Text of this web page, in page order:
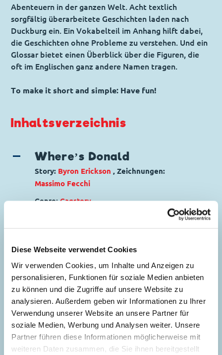
Diese Webseite verwendet Cookies
Wir verwenden Cookies, um Inhalte und Anzeigen zu
personalisieren, Funktionen für soziale Medien anbieten
zu können und die Zugriffe auf unsere Website zu
analysieren. Außerdem geben wir Informationen zu Ihrer
Verwendung unserer Website an unsere Partner für
soziale Medien, Werbung und Analysen weiter. Unsere
Partner führen diese Informationen möglicherweise mit
weiteren Daten zusammen, die Sie ihnen bereitgestellt
Abenteuern in der ganzen Welt. Acht textlich
sorgfältig überarbeitete Geschichten laden nach
Duckburg ein. Ein Vokabelteil im Anhang hilft dabei,
die Geschichten ohne Probleme zu verstehen. Und ein
Glossar bietet einen Überblick über die Figuren, die
oft im Englischen ganz andere Namen tragen.
To make it short and simple: Have fun!
Inhaltsverzeichnis
Where’s Donald
Story: Byron Erickson , Zeichnungen:
Massimo Fecchi
Genre:Gagstory
Daisy Duck,
Code: D E 2002-001
Seitenanzahl: 30
Off The Beaten Trail
Story: Sarah Kinney, Zeichnungen:Joaquí­n
Cañizares Sanchez
Genre:Abenteuer
Charaktere:Micky Maus
35
Powerplay On Killmotor